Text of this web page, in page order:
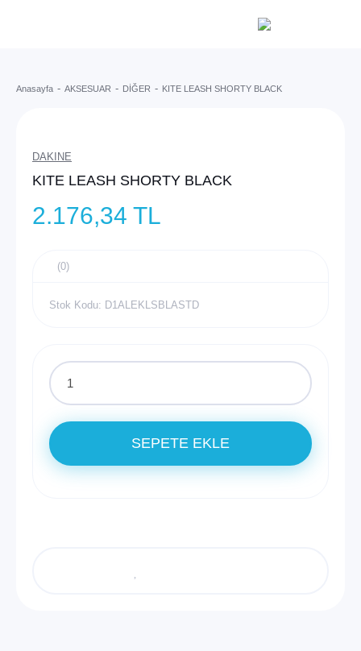
Anasayfa AKSESUAR DİĞER KITE LEASH SHORTY BLACK
DAKINE
KITE LEASH SHORTY BLACK
2.176,34 TL
(0)
Stok Kodu: D1ALEKLSBLASTD
SEPETE EKLE